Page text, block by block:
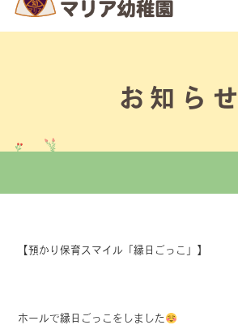
お知らせ
【預かり保育スマイル「縁日ごっこ」】
ホールで縁日ごっこをしました